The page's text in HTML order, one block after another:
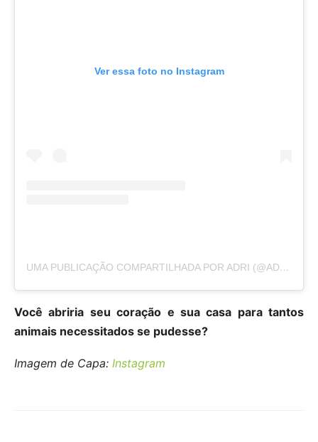
Ver essa foto no Instagram
UMA PUBLICAÇÃO COMPARTILHADA POR ADRI (@ADRIRACHELLE)
Você abriria seu coração e sua casa para tantos
animais necessitados se pudesse?
Imagem de Capa: Instagram